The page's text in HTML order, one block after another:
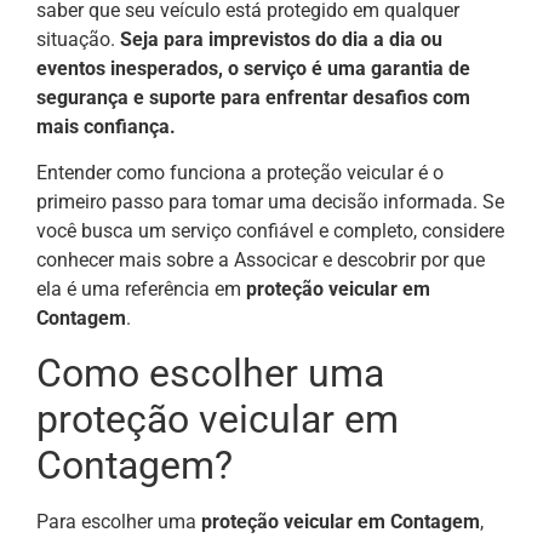
saber que seu veículo está protegido em qualquer
situação. Seja para imprevistos do dia a dia ou
eventos inesperados, o serviço é uma garantia de
segurança e suporte para enfrentar desafios com
mais confiança.
Entender como funciona a proteção veicular é o
primeiro passo para tomar uma decisão informada. Se
você busca um serviço confiável e completo, considere
conhecer mais sobre a Associcar e descobrir por que
ela é uma referência em proteção veicular em
Contagem.
Como escolher uma
proteção veicular em
Contagem?
Para escolher uma proteção veicular em Contagem,